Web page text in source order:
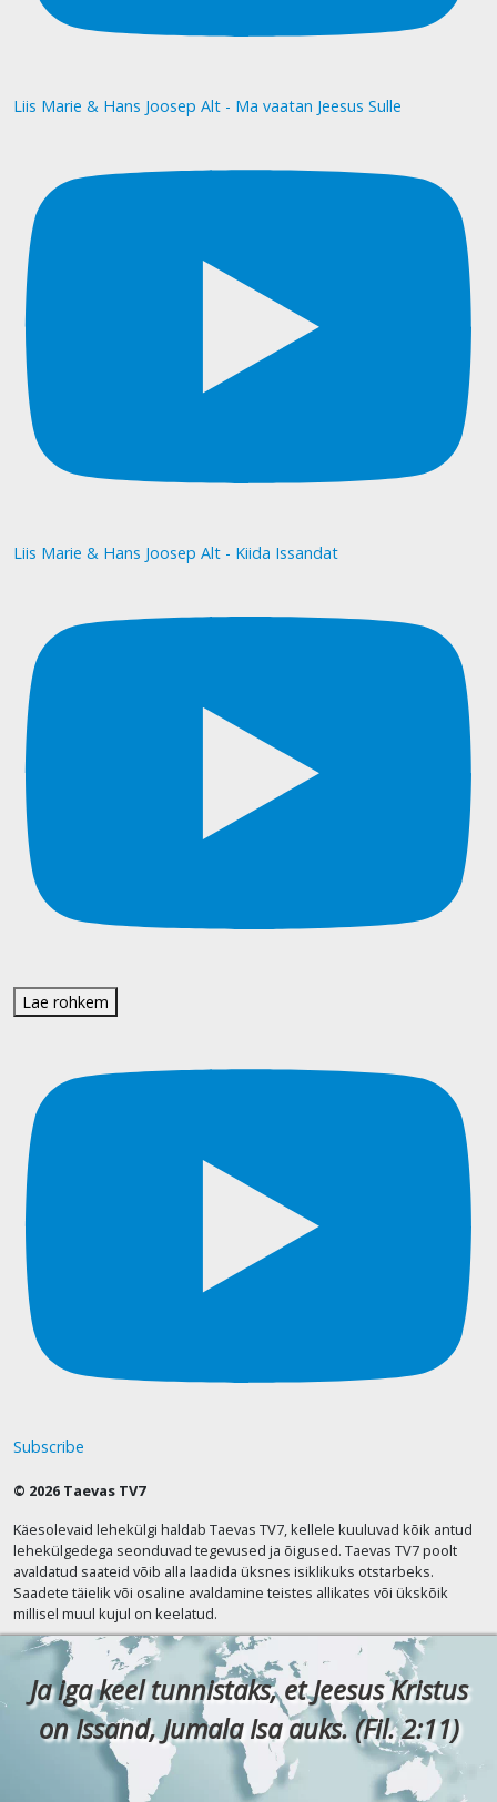
Liis Marie & Hans Joosep Alt - Ma vaatan Jeesus Sulle
Liis Marie & Hans Joosep Alt - Kiida Issandat
Lae rohkem
Subscribe
© 2026 Taevas TV7
Käesolevaid lehekülgi haldab Taevas TV7, kellele kuuluvad kõik antud
lehekülgedega seonduvad tegevused ja õigused. Taevas TV7 poolt
avaldatud saateid võib alla laadida üksnes isiklikuks otstarbeks.
Saadete täielik või osaline avaldamine teistes allikates või ükskõik
millisel muul kujul on keelatud.
Ja iga keel tunnistaks, et Jeesus Kristus
on Issand, Jumala Isa auks. (Fil. 2:11)